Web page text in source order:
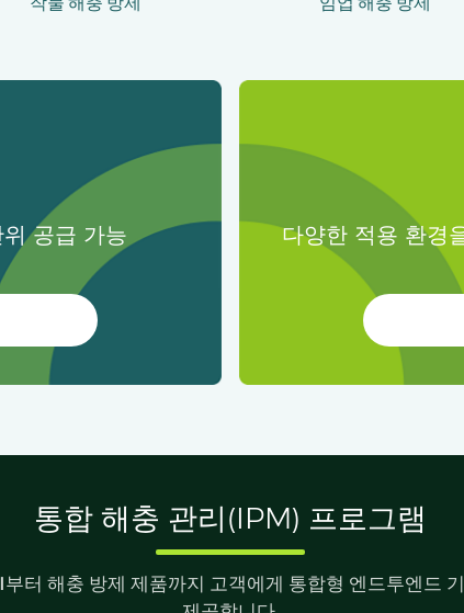
작물 해충 방제 임업 해충 방제
공급 가능 다양한 적용 환경
통합 해충 관리(IPM) 프로그램
터 해충 방제 제품까지 고객에게 통합형 엔드투엔드